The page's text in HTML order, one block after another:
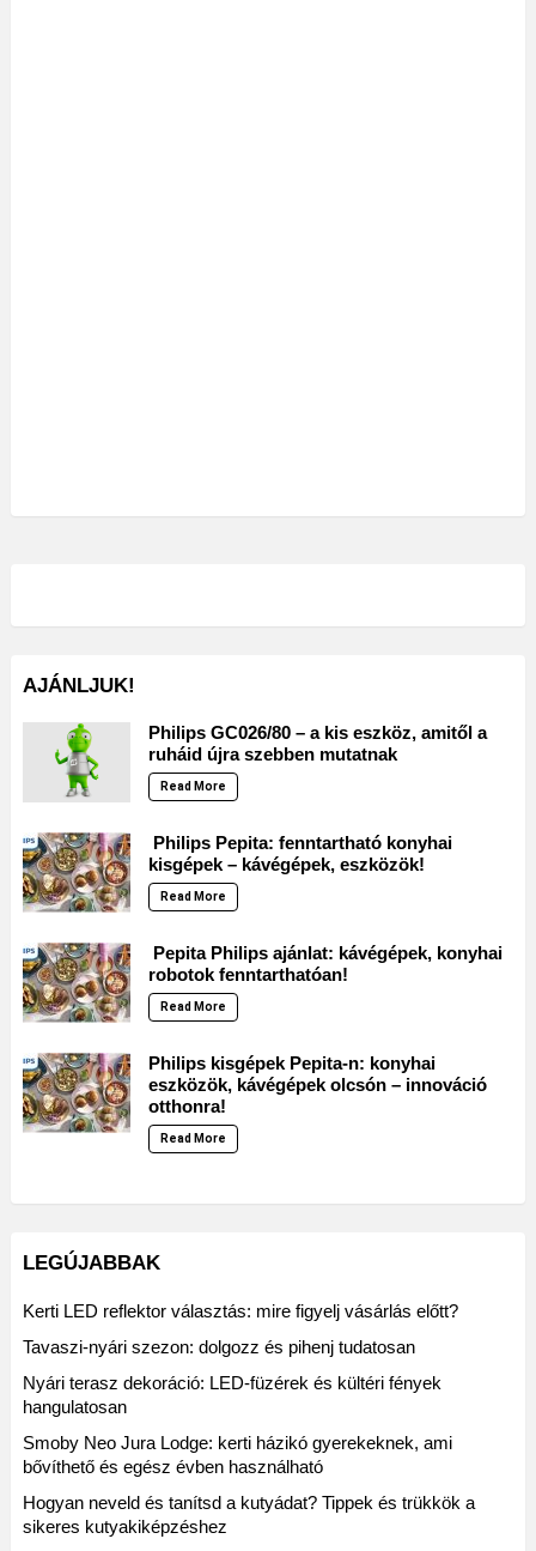
AJÁNLJUK!
Philips GC026/80 – a kis eszköz, amitől a
ruháid újra szebben mutatnak
Read More
Philips Pepita: fenntartható konyhai
kisgépek – kávégépek, eszközök!
Read More
Pepita Philips ajánlat: kávégépek, konyhai
robotok fenntarthatóan!
Read More
Philips kisgépek Pepita-n: konyhai
eszközök, kávégépek olcsón – innováció
otthonra!
Read More
LEGÚJABBAK
Kerti LED reflektor választás: mire figyelj vásárlás előtt?
Tavaszi-nyári szezon: dolgozz és pihenj tudatosan
Nyári terasz dekoráció: LED-füzérek és kültéri fények
hangulatosan
Smoby Neo Jura Lodge: kerti házikó gyerekeknek, ami
bővíthető és egész évben használható
Hogyan neveld és tanítsd a kutyádat? Tippek és trükkök a
sikeres kutyakiképzéshez